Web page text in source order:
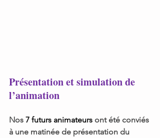
Présentation et simulation de
l’animation
Nos 7 futurs animateurs ont été conviés
à une matinée de présentation du